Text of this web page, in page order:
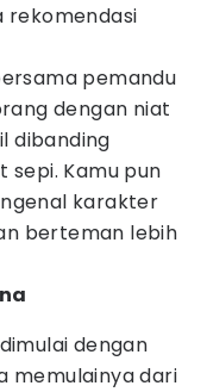
rekomendasi
pemandu
dengan niat
dibanding
Kamu pun
karakter
berteman lebih
dengan
memulainya dari